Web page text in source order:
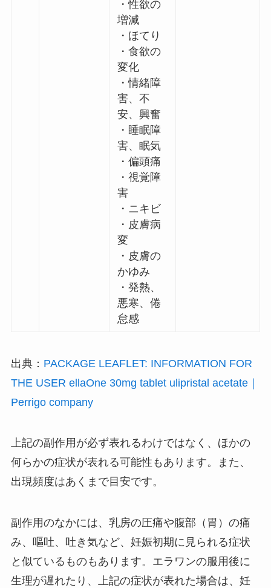
・性欲の
増減
・ほてり
・食欲の
変化
・情緒障
害、不
安、興奮
・睡眠障
害、眠気
・偏頭痛
・視覚障
害
・ニキビ
・皮膚病
変
・皮膚の
かゆみ
・発熱、
悪寒、倦
怠感
出典： PACKAGE LEAFLET: INFORMATION FOR
THE USER ellaOne 30mg tablet ulipristal acetate｜
Perrigo company
上記の副作用が必ず表れるわけではなく、ほかの
何らかの症状が表れる可能性もあります。また、
出現頻度はあくまで目安です。
副作用のなかには、乳房の圧痛や腹部（胃）の痛
み、嘔吐、吐き気など、妊娠初期に見られる症状
と似ているものもあります。エラワンの服用後に
生理が遅れたり、上記の症状が表れた場合は、妊